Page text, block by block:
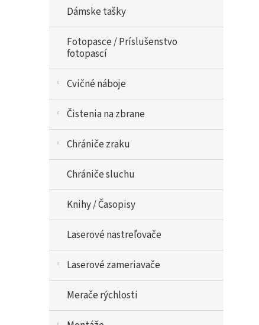
Dámske tašky
Fotopasce / Príslušenstvo
fotopascí
Cvičné náboje
Čistenia na zbrane
Chrániče zraku
Chrániče sluchu
Knihy / Časopisy
Laserové nastreľovače
Laserové zameriavače
Merače rýchlosti